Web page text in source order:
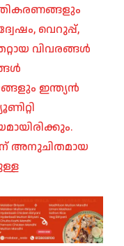
വെറുപ്പ്,
വിവരങ്ങൾ
ഇന്ത്യൻ
അനുചിതമായ